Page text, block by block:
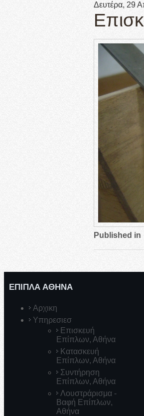
Δευτέρα, 29
Published in
ΕΠΙΠΛΑ ΑΘΗΝΑ
Αρχικη
Υπηρεσιεσ
Επισκευή
Επίπλων, Αθήνα
Κατασκευή
Επίπλων, Αθήνα
Συντήρηση
Επίπλων, Αθήνα
Λουστράρισμα -
Βαφή Επίπλων,
Αθήνα